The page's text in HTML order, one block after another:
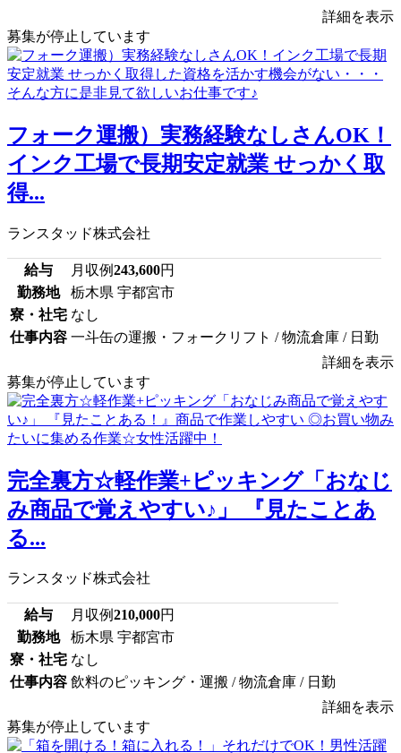
詳細を表示
募集が停止しています
フォーク運搬）実務経験なしさんOK！
インク工場で長期安定就業 せっかく取
得...
ランスタッド株式会社
給与 月収例243,600円
勤務地
栃木県 宇都宮市
寮・社宅 なし
仕事内容 一斗缶の運搬・フォークリフト / 物流倉庫 / 日勤
詳細を表示
募集が停止しています
完全裏方☆軽作業+ピッキング「おなじ
み商品で覚えやすい♪」 『見たことあ
る...
ランスタッド株式会社
給与 月収例210,000円
勤務地
栃木県 宇都宮市
寮・社宅 なし
仕事内容 飲料のピッキング・運搬 / 物流倉庫 / 日勤
詳細を表示
募集が停止しています